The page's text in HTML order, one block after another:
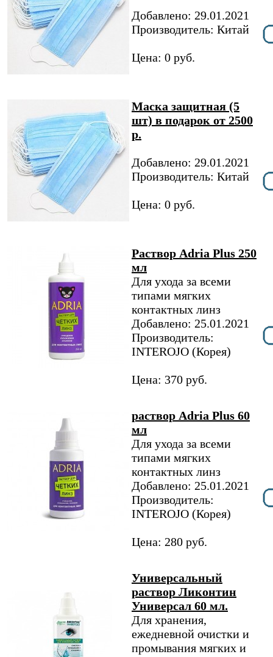
Добавлено: 29.01.2021
Производитель: Китай
Цена: 0 руб.
Маска защитная (5
шт) в подарок от 2500
р.
Добавлено: 29.01.2021
Производитель: Китай
Цена: 0 руб.
Раствор Adria Plus 250
мл
Для ухода за всеми
типами мягких
контактных линз
Добавлено: 25.01.2021
Производитель:
INTEROJO (Корея)
Цена: 370 руб.
раствор Adria Plus 60
мл
Для ухода за всеми
типами мягких
контактных линз
Добавлено: 25.01.2021
Производитель:
INTEROJO (Корея)
Цена: 280 руб.
Универсальный
раствор Ликонтин
Универсал 60 мл.
Для хранения,
ежедневной очистки и
промывания мягких и